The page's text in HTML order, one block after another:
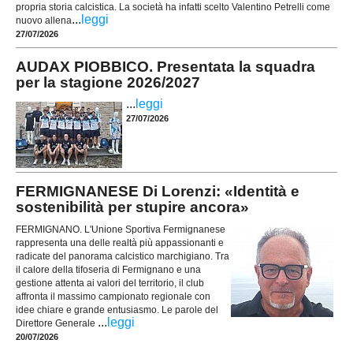
propria storia calcistica. La società ha infatti scelto Valentino Petrelli come
nuovo allena... leggi
27/07/2026
AUDAX PIOBBICO. Presentata la squadra
per la stagione 2026/2027
... leggi
27/07/2026
FERMIGNANESE Di Lorenzi: «Identità e
sostenibilità per stupire ancora»
FERMIGNANO. L'Unione Sportiva Fermignanese
rappresenta una delle realtà più appassionanti e
radicate del panorama calcistico marchigiano. Tra
il calore della tifoseria di Fermignano e una
gestione attenta ai valori del territorio, il club
affronta il massimo campionato regionale con
idee chiare e grande entusiasmo. Le parole del
Direttore Generale ... leggi
20/07/2026